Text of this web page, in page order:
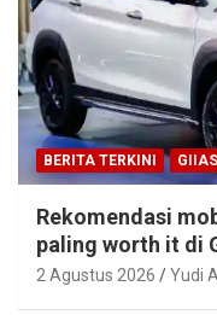
BERITA TERKINI GIIAS
Rekomendasi
paling worth it di
2 Agustus 2026 Yudi